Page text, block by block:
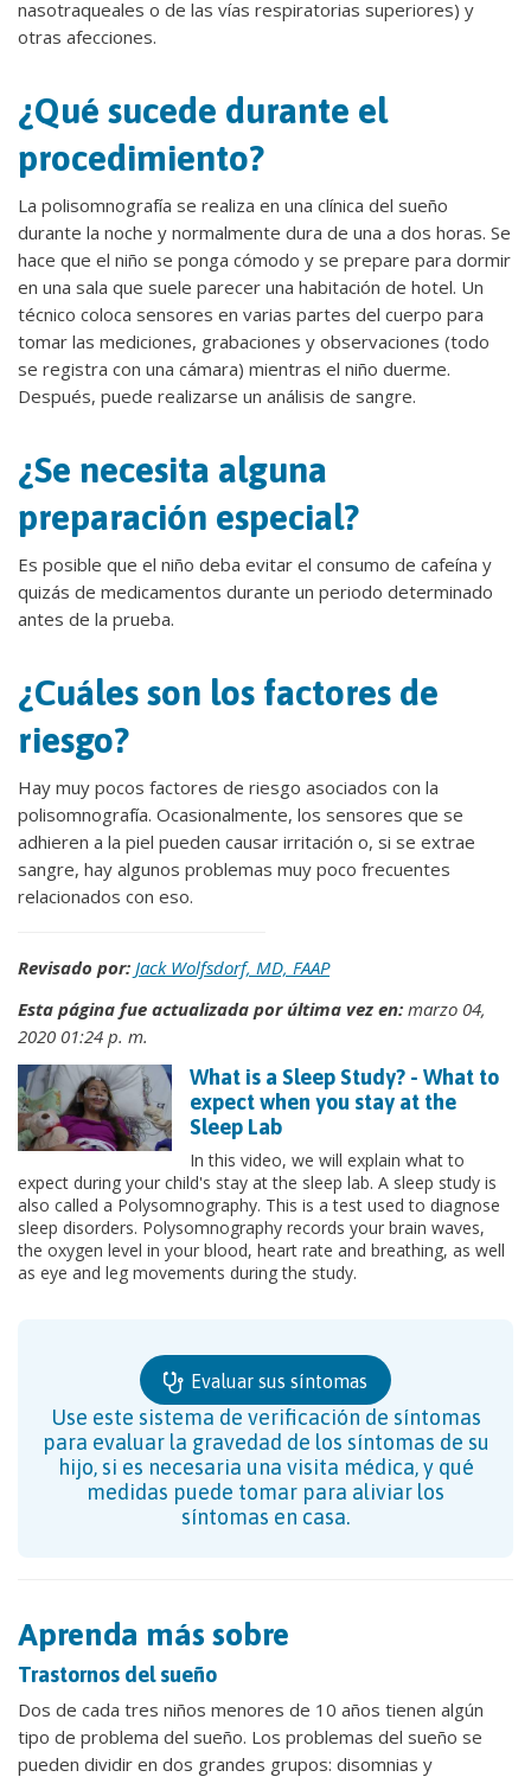
nasotraqueales o de las vías respiratorias superiores) y
otras afecciones.
¿Qué sucede durante el
procedimiento?
La polisomnografía se realiza en una clínica del sueño
durante la noche y normalmente dura de una a dos horas. Se
hace que el niño se ponga cómodo y se prepare para dormir
en una sala que suele parecer una habitación de hotel. Un
técnico coloca sensores en varias partes del cuerpo para
tomar las mediciones, grabaciones y observaciones (todo
se registra con una cámara) mientras el niño duerme.
Después, puede realizarse un análisis de sangre.
¿Se necesita alguna
preparación especial?
Es posible que el niño deba evitar el consumo de cafeína y
quizás de medicamentos durante un periodo determinado
antes de la prueba.
¿Cuáles son los factores de
riesgo?
Hay muy pocos factores de riesgo asociados con la
polisomnografía. Ocasionalmente, los sensores que se
adhieren a la piel pueden causar irritación o, si se extrae
sangre, hay algunos problemas muy poco frecuentes
relacionados con eso.
Revisado por: Jack Wolfsdorf, MD, FAAP
Esta página fue actualizada por última vez en: marzo 04,
2020 01:24 p. m.
What is a Sleep Study? - What to
expect when you stay at the
Sleep Lab
In this video, we will explain what to
expect during your child's stay at the sleep lab. A sleep study is
also called a Polysomnography. This is a test used to diagnose
sleep disorders. Polysomnography records your brain waves,
the oxygen level in your blood, heart rate and breathing, as well
as eye and leg movements during the study.
Evaluar sus síntomas
Use este sistema de verificación de síntomas
para evaluar la gravedad de los síntomas de su
hijo, si es necesaria una visita médica, y qué
medidas puede tomar para aliviar los
síntomas en casa.
Aprenda más sobre
Trastornos del sueño
Dos de cada tres niños menores de 10 años tienen algún
tipo de problema del sueño. Los problemas del sueño se
pueden dividir en dos grandes grupos: disomnias y